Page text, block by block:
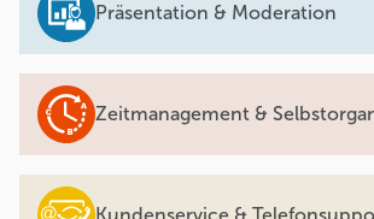
Präsentation & Moderation
Zeitmanagement &